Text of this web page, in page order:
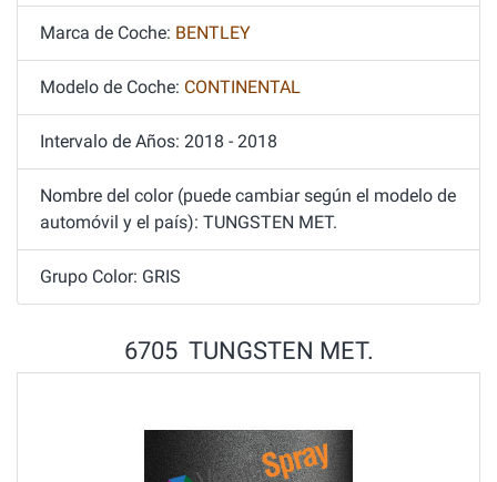
Marca de Coche: BENTLEY
Modelo de Coche: CONTINENTAL
Intervalo de Años: 2018 - 2018
Nombre del color (puede cambiar según el modelo de
automóvil y el país): TUNGSTEN MET.
Grupo Color: GRIS
6705 TUNGSTEN MET.